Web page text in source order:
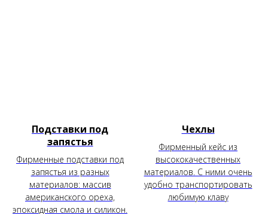
Подставки под
запястья
Фирменные подставки под
запястья из разных
материалов: массив
американского ореха,
эпоксидная смола и силикон.
Чехлы
Фирменный кейс из
высококачественных
материалов. С ними очень
удобно транспортировать
любимую клаву